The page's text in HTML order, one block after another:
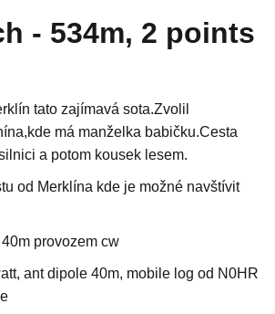
- 534m, 2 points
tato zajímavá sota.Zvolil
má manželka babičku.Cesta
a potom kousek lesem.
od Merklína kde je možné navštívit
provozem cw
ant dipole 40m, mobile log od N0HR